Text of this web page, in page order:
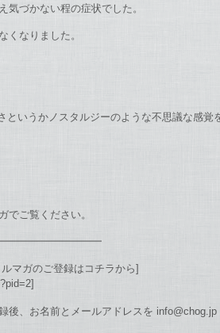
気づかない程の症状でした。
くなりました。
というかノスタルジーのような不思議な感覚
でご覧ください。
マガのご登録はコチラから]
、お名前とメールアドレスを info@chog.jp